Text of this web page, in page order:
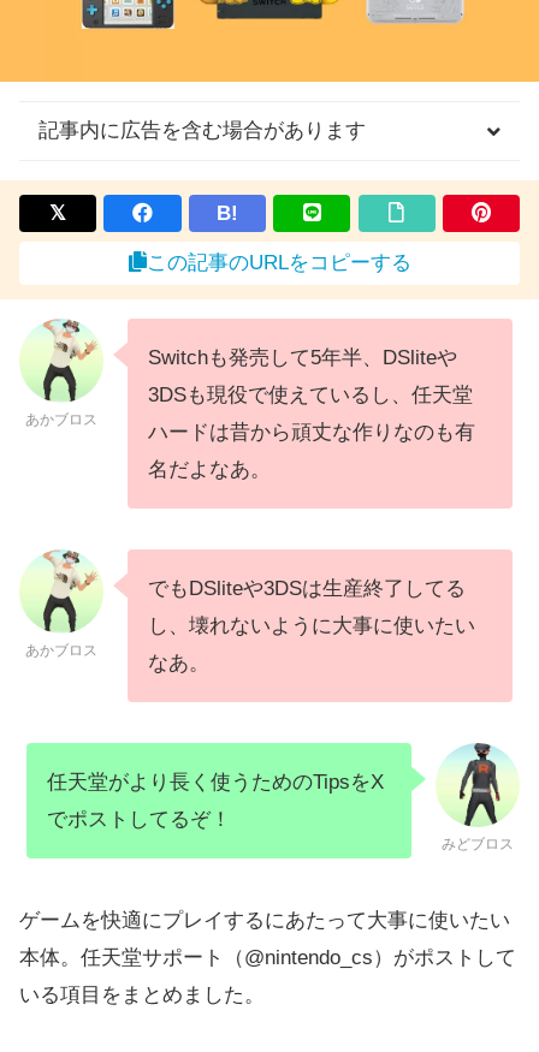
記事内に広告を含む場合があります
B!
この記事のURLをコピーする
あかブロス
Switchも発売して5年半、DSliteや
3DSも現役で使えているし、任天堂
ハードは昔から頑丈な作りなのも有
名だよなあ。
あかブロス
でもDSliteや3DSは生産終了してる
し、壊れないように大事に使いたい
なあ。
任天堂がより長く使うためのTipsをX
でポストしてるぞ！
みどブロス
ゲームを快適にプレイするにあたって大事に使いたい
本体。任天堂サポート（@nintendo_cs）がポストして
いる項目をまとめました。